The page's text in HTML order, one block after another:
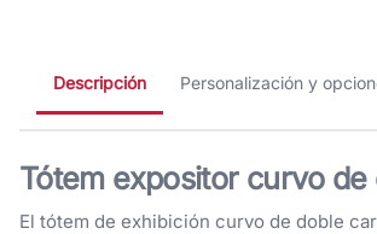
Descripción Personalización y
Tótem expositor curvo de
El tótem de exhibición curvo de doble